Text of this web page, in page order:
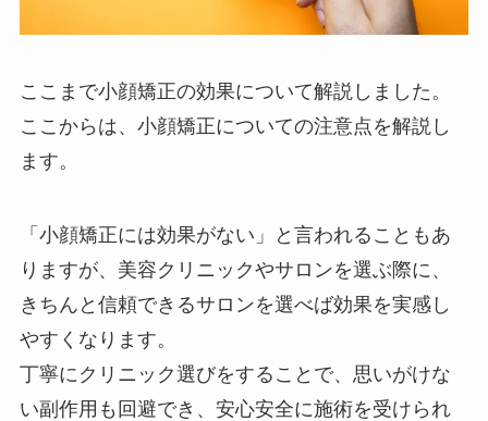
ここまで小顔矯正の効果について解説しました。
ここからは、小顔矯正についての注意点を解説し
ます。
「小顔矯正には効果がない」と言われることもあ
りますが、美容クリニックやサロンを選ぶ際に、
きちんと信頼できるサロンを選べば効果を実感し
やすくなります。
丁寧にクリニック選びをすることで、思いがけな
い副作用も回避でき、安心安全に施術を受けられ